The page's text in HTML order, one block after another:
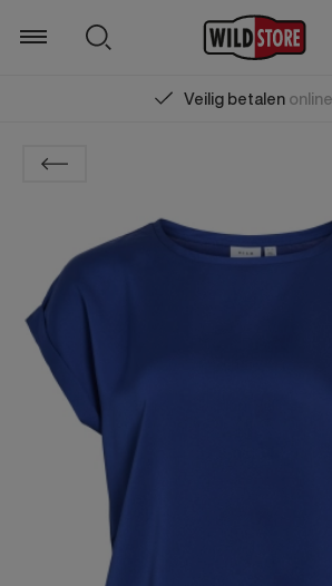
Veilig betalenonline
Zoeken